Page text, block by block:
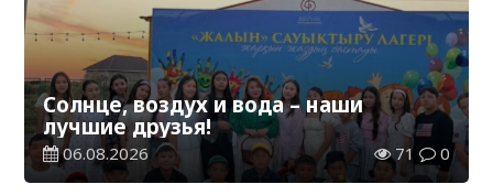
Солнце, воздух и вода – наши
лучшие друзья!
06.08.2026 71 0